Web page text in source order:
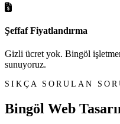
Şeffaf Fiyatlandırma
Gizli ücret yok. Bingöl
sunuyoruz.
SIKÇA SORULAN
Bingöl Web